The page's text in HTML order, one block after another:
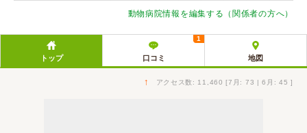
動物病院情報を編集する（関係者の方へ）
トップ 口コミ
1
地図
↑ アクセス数: 11,460 [7月: 73 | 6月: 45 ]